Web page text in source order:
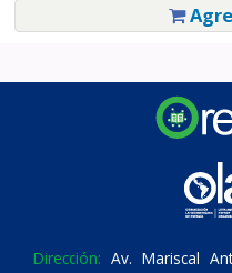
Dirección: Av. Mariscal